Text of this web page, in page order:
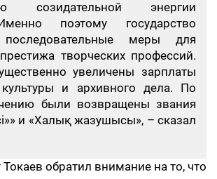
созидательной энергии
поэтому государство
последовательные меры для
творческих профессий.
увеличены зарплаты
культуры и архивного дела. По
были возвращены звания
и «Халық жазушысы», – сказал
обратил внимание на то, что